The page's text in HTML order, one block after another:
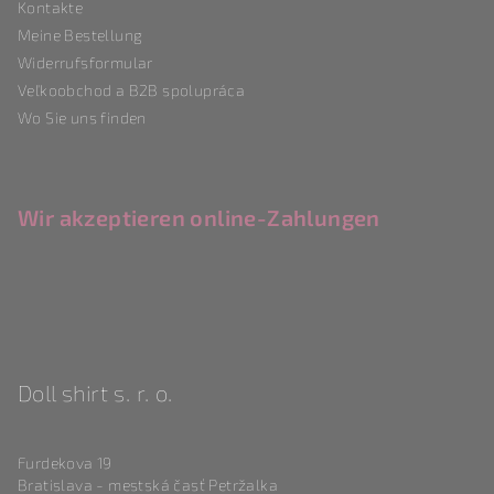
Kontakte
Meine Bestellung
Widerrufsformular
Veľkoobchod a B2B spolupráca
Wo Sie uns finden
Wir akzeptieren online-Zahlungen
Doll shirt s. r. o.
Furdekova 19
Bratislava - mestská časť Petržalka